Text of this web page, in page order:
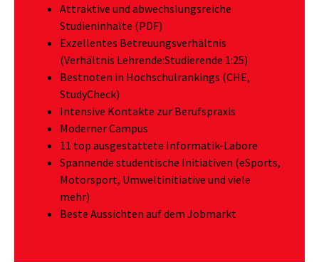
Attraktive und abwechslungsreiche
Studieninhalte (PDF)
Exzellentes Betreuungsverhältnis
(Verhältnis Lehrende:Studierende 1:25)
Bestnoten in Hochschulrankings (CHE,
StudyCheck)
Intensive Kontakte zur Berufspraxis
Moderner Campus
11 top ausgestattete Informatik-Labore
Spannende studentische Initiativen (eSports,
Motorsport, Umweltinitiative und viele
mehr)
Beste Aussichten auf dem Jobmarkt